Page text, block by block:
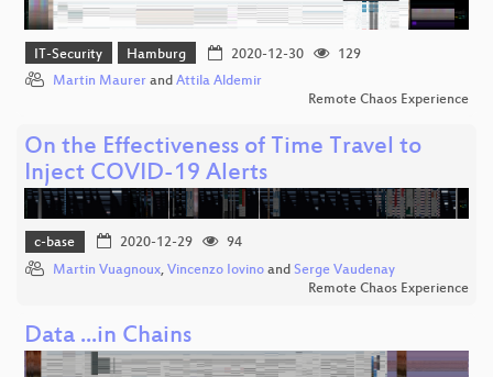
IT-Security Hamburg 2020-12-30
129
Martin Maurer and Attila Aldemir
Remote Chaos Experience
On the Effectiveness of Time Travel to
Inject COVID-19 Alerts
c-base 2020-12-29
94
Martin Vuagnoux, Vincenzo Iovino and Serge Vaudenay
Remote Chaos Experience
Data ...in Chains